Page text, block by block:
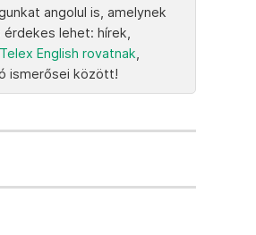
angolul is, amelynek
lehet: hírek,
English rovatnak
ismerősei között!